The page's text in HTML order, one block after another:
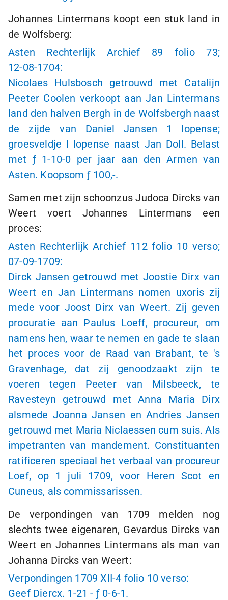
Johannes Lintermans koopt een stuk land in
de Wolfsberg:
Asten Rechterlijk Archief 89 folio 73;
12-08-1704:
Nicolaes Hulsbosch getrouwd met Catalijn
Peeter Coolen verkoopt aan Jan Lintermans
land den halven Bergh in de Wolfsbergh naast
de zijde van Daniel Jansen 1 lopense;
groesveldje l lopense naast Jan Doll. Belast
met ƒ 1-10-0 per jaar aan den Armen van
Asten. Koopsom ƒ 100,-.
Samen met zijn schoonzus Judoca Dircks van
Weert voert Johannes Lintermans een
proces:
Asten Rechterlijk Archief 112 folio 10 verso;
07-09-1709:
Dirck Jansen getrouwd met Joostie Dirx van
Weert en Jan Lintermans nomen uxoris zij
mede voor Joost Dirx van Weert. Zij geven
procuratie aan Paulus Loeff, procureur, om
namens hen, waar te nemen en gade te slaan
het proces voor de Raad van Brabant, te 's
Gravenhage, dat zij genoodzaakt zijn te
voeren tegen Peeter van Milsbeeck, te
Ravesteyn getrouwd met Anna Maria Dirx
alsmede Joanna Jansen en Andries Jansen
getrouwd met Maria Niclaessen cum suis. Als
impetranten van mandement. Constituanten
ratificeren speciaal het verbaal van procureur
Loef, op 1 juli 1709, voor Heren Scot en
Cuneus, als commissarissen.
De verpondingen van 1709 melden nog
slechts twee eigenaren, Gevardus Dircks van
Weert en Johannes Lintermans als man van
Johanna Dircks van Weert:
Verpondingen 1709 XII-4 folio 10 verso:
Geef Diercx. 1-21 - ƒ 0-6-1.